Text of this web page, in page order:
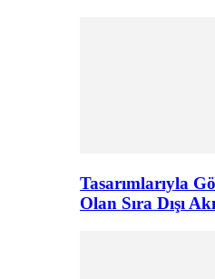
Tasarımlarıyla
Olan Sıra Dışı